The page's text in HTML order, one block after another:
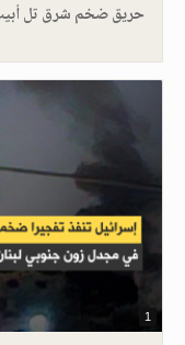
حريق ضخم شرق تل
1